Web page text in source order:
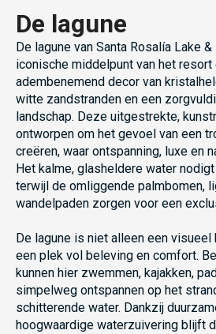
De lagune
De lagune van Santa Rosalía Lake
iconische middelpunt van het resort
adembenemend decor van
witte zandstranden en een
landschap. Deze uitgestrekte,
ontworpen om het gevoel van een
creëren, waar ontspanning, luxe en
Het kalme, glasheldere water
terwijl de omliggende palmbomen,
wandelpaden zorgen voor een
De lagune is niet alleen een visueel
een plek vol beleving en comfort.
kunnen hier zwemmen, kajakken,
simpelweg ontspannen op het
schitterende water. Dankzij
hoogwaardige waterzuivering blijft